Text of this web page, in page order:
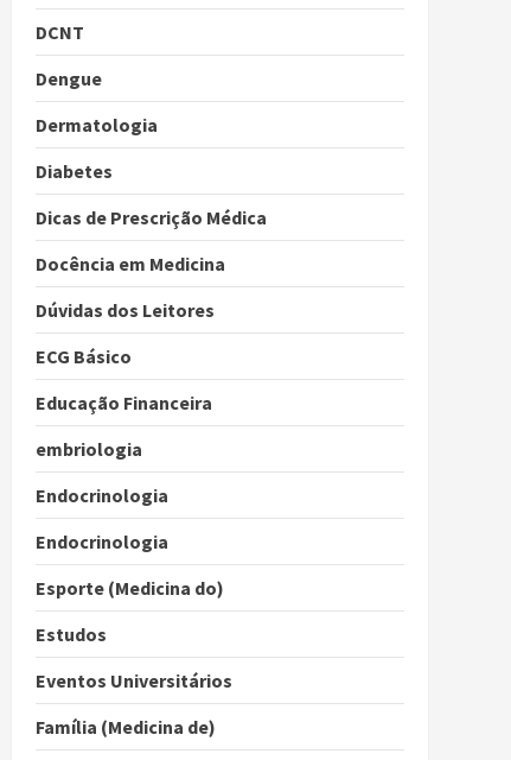
DCNT
Dengue
Dermatologia
Diabetes
Dicas de Prescrição Médica
Docência em Medicina
Dúvidas dos Leitores
ECG Básico
Educação Financeira
embriologia
Endocrinologia
Endocrinologia
Esporte (Medicina do)
Estudos
Eventos Universitários
Família (Medicina de)